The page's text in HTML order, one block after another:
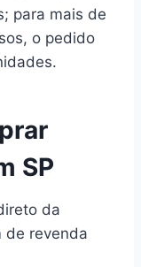
para mais de
o pedido
SP
da
de revenda